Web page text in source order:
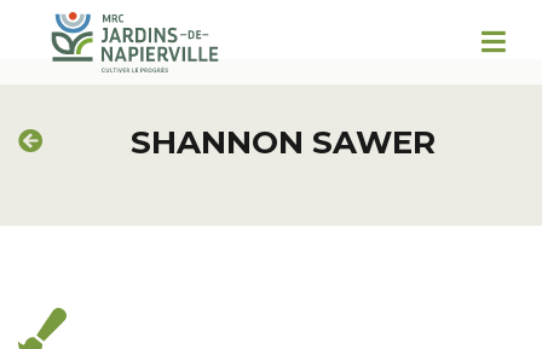
SHANNON SAWER